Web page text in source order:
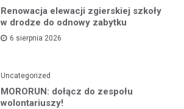
Renowacja elewacji zgierskiej szkoły
w drodze do odnowy zabytku
6 sierpnia 2026
Uncategorized
MORORUN: dołącz do zespołu
wolontariuszy!